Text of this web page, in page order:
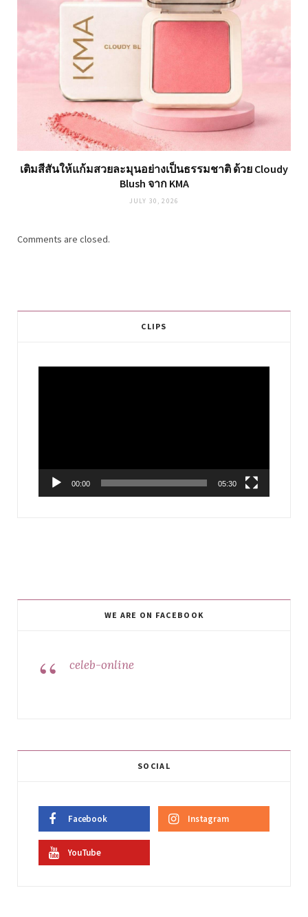
เติมสีสันให้แก้มสวยละมุนอย่างเป็นธรรมชาติ ด้วย Cloudy
Blush จาก KMA
JULY 30, 2026
Comments are closed.
CLIPS
00:00 05:30
WE ARE ON FACEBOOK
celeb-online
SOCIAL
Facebook Instagram
YouTube